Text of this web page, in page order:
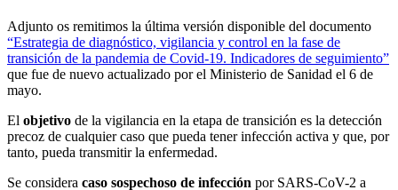
Adjunto os remitimos la última versión disponible del documento
“Estrategia de diagnóstico, vigilancia y control en la fase de
transición de la pandemia de Covid-19. Indicadores de seguimiento”
que fue de nuevo actualizado por el Ministerio de Sanidad el 6 de
mayo.
El objetivo de la vigilancia en la etapa de transición es la detección
precoz de cualquier caso que pueda tener infección activa y que, por
tanto, pueda transmitir la enfermedad.
Se considera caso sospechoso de infección por SARS-CoV-2 a